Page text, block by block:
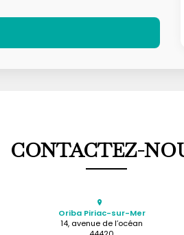
CONTACTEZ-
Oriba Piriac-sur-Mer
14, avenue de l’océan